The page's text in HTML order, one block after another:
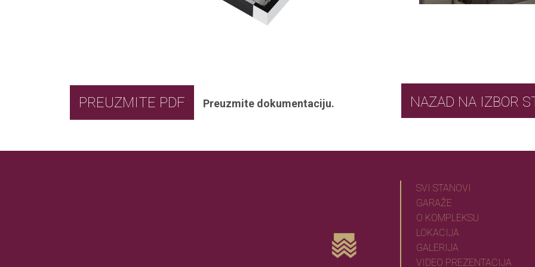
PREUZMITE PDF Preuzmite dokumentaciju. NAZAD NA
SVI STANOVI
GARAŽE
O KOMPLEKSU
LOKACIJA
GALERIJA
VIDEO PREZENTACIJA